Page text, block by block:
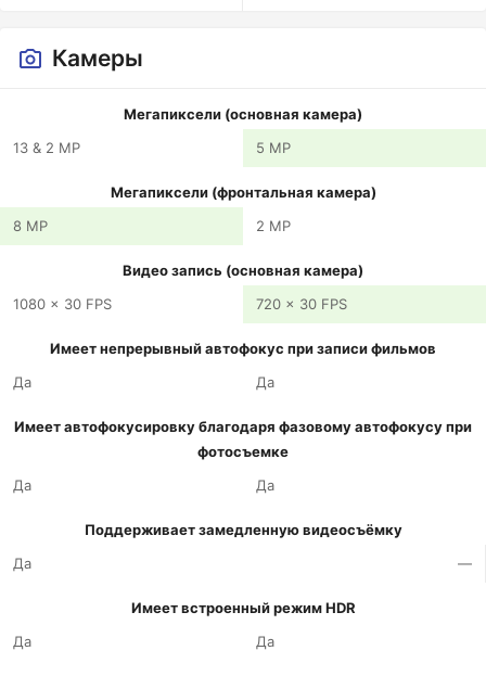
Камеры
Мегапиксели (основная камера)
13 & 2 MP
5 MP
Мегапиксели (фронтальная камера)
8 MP
2 MP
Видео запись (основная камера)
1080 x 30 FPS
720 x 30 FPS
Имеет непрерывный автофокус при записи фильмов
Да
Да
Имеет автофокусировку благодаря фазовому автофокусу при
фотосъемке
Да
Да
Поддерживает замедленную видеосъёмку
Да
—
Имеет встроенный режим HDR
Да
Да